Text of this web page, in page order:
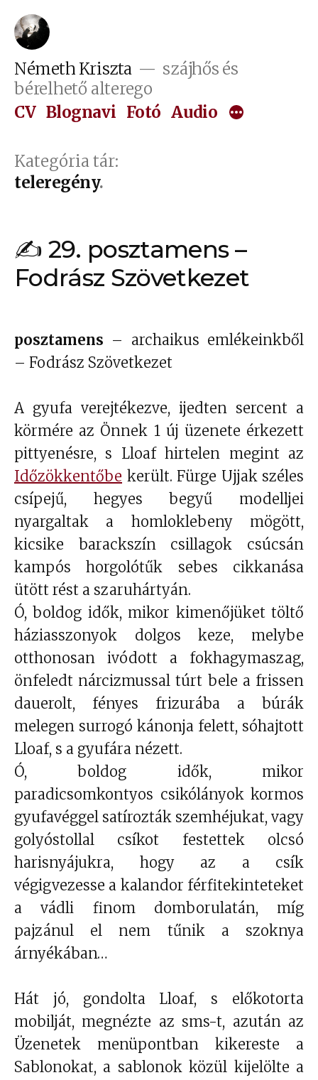
Tartalomhoz
Németh Kriszta
szájhős és
bérelhető alterego
CV Blognavi Fotó Audio
Kategória tár:
teleregény
✍ 29. posztamens –
Fodrász Szövetkezet
posztamens – archaikus emlékeinkből
– Fodrász Szövetkezet
A gyufa verejtékezve, ijedten sercent a
körmére az Önnek 1 új üzenete érkezett
pittyenésre, s Lloaf hirtelen megint az
Időzökkentőbe került. Fürge Ujjak széles
csípejű, hegyes begyű modelljei
nyargaltak a homloklebeny mögött,
kicsike barackszín csillagok csúcsán
kampós horgolótűk sebes cikkanása
ütött rést a szaruhártyán.
Ó, boldog idők, mikor kimenőjüket töltő
háziasszonyok dolgos keze, melybe
otthonosan ivódott a fokhagymaszag,
önfeledt nárcizmussal túrt bele a frissen
dauerolt, fényes frizurába a búrák
melegen surrogó kánonja felett, sóhajtott
Lloaf, s a gyufára nézett.
Ó, boldog idők, mikor
paradicsomkontyos csikólányok kormos
gyufavéggel satírozták szemhéjukat, vagy
golyóstollal csíkot festettek olcsó
harisnyájukra, hogy az a csík
végigvezesse a kalandor férfitekinteteket
a vádli finom domborulatán, míg
pajzánul el nem tűnik a szoknya
árnyékában…
Hát jó, gondolta Lloaf, s előkotorta
mobilját, megnézte az sms-t, azután az
Üzenetek menüpontban kikereste a
Sablonokat, a sablonok közül kijelölte a